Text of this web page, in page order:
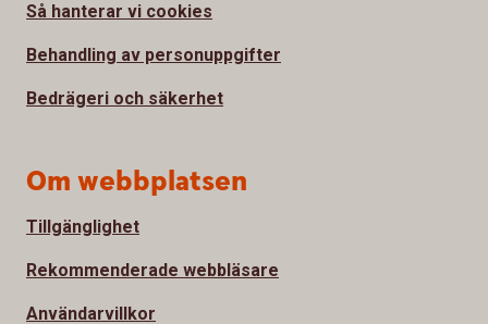
Så hanterar vi cookies
Behandling av personuppgifter
Bedrägeri och säkerhet
Om webbplatsen
Tillgänglighet
Rekommenderade webbläsare
Användarvillkor